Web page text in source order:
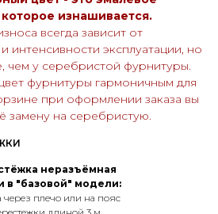
изнашивается.
всегда зависит от
интенсивности эксплуатации, но
чем у серебристой фурнитуры.
фурнитуры гармоничным для
при оформлении заказа вы
замену на серебристую.
неразъёмная
в "базовой" модели:
через плечо или на пояс